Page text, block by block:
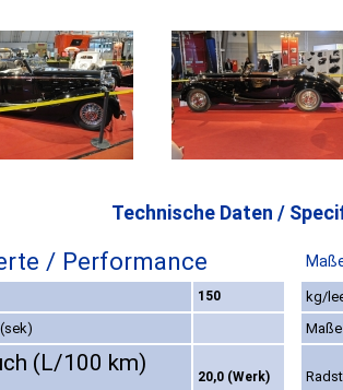
Technische Daten /
/ Performance
150
kg/
(L/100 km)
20,0 (Werk)